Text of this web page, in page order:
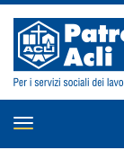
Toggle